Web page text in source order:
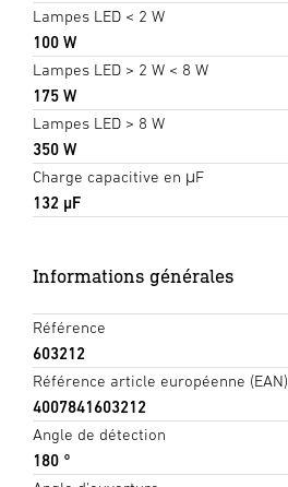
Lampes LED < 2 W
100 W
Lampes LED > 2 W < 8 W
175 W
Lampes LED > 8 W
350 W
Charge capacitive en μF
132 µF
Informations générales
Référence
603212
Référence article européenne (EAN)
4007841603212
Angle de détection
180 °